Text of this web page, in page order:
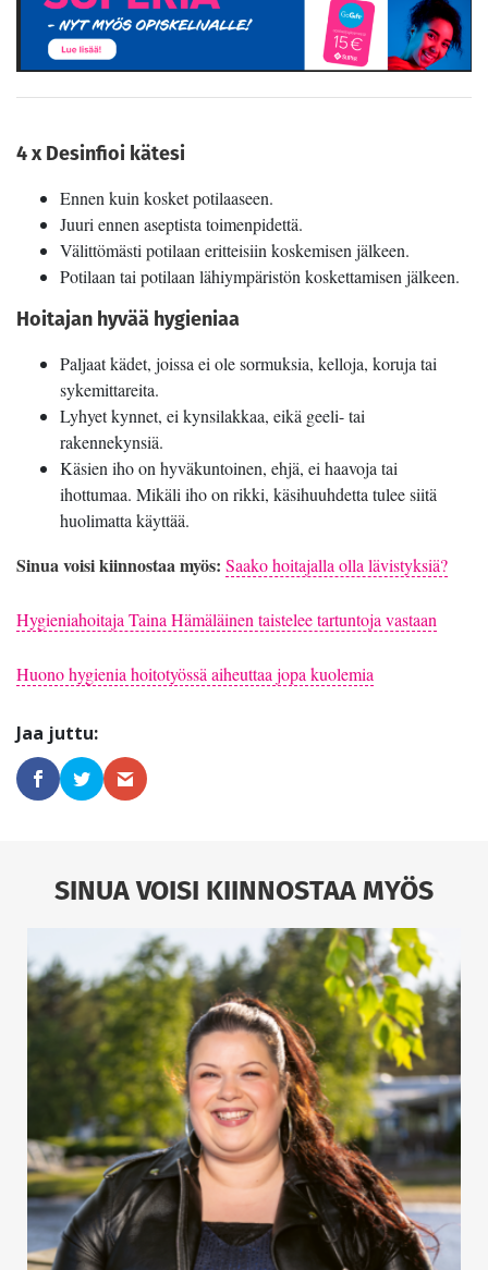
4 x Desinfioi kätesi
Ennen kuin kosket potilaaseen.
Juuri ennen aseptista toimenpidettä.
Välittömästi potilaan eritteisiin koskemisen jälkeen.
Potilaan tai potilaan lähiympäristön koskettamisen jälkeen.
Hoitajan hyvää hygieniaa
Paljaat kädet, joissa ei ole sormuksia, kelloja, koruja tai
sykemittareita.
Lyhyet kynnet, ei kynsilakkaa, eikä geeli- tai
rakennekynsiä.
Käsien iho on hyväkuntoinen, ehjä, ei haavoja tai
ihottumaa. Mikäli iho on rikki, käsihuuhdetta tulee siitä
huolimatta käyttää.
Sinua voisi kiinnostaa myös: Saako hoitajalla olla lävistyksiä?
Hygieniahoitaja Taina Hämäläinen taistelee tartuntoja vastaan
Huono hygienia hoitotyössä aiheuttaa jopa kuolemia
SINUA VOISI KIINNOSTAA MYÖS